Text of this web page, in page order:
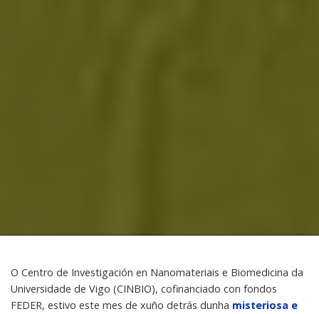
O Centro de Investigación en Nanomateriais e Biomedicina da
Universidade de Vigo (CINBIO), cofinanciado con fondos
FEDER, estivo este mes de xuño detrás dunha misteriosa e